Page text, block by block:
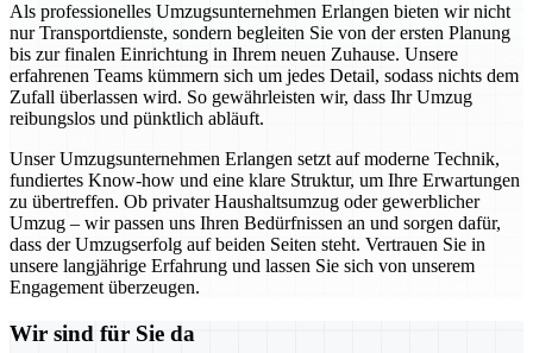
Als professionelles Umzugsunternehmen Erlangen bieten wir nicht
nur Transportdienste, sondern begleiten Sie von der ersten Planung
bis zur finalen Einrichtung in Ihrem neuen Zuhause. Unsere
erfahrenen Teams kümmern sich um jedes Detail, sodass nichts dem
Zufall überlassen wird. So gewährleisten wir, dass Ihr Umzug
reibungslos und pünktlich abläuft.
Unser Umzugsunternehmen Erlangen setzt auf moderne Technik,
fundiertes Know-how und eine klare Struktur, um Ihre Erwartungen
zu übertreffen. Ob privater Haushaltsumzug oder gewerblicher
Umzug – wir passen uns Ihren Bedürfnissen an und sorgen dafür,
dass der Umzugserfolg auf beiden Seiten steht. Vertrauen Sie in
unsere langjährige Erfahrung und lassen Sie sich von unserem
Engagement überzeugen.
Wir sind für Sie da